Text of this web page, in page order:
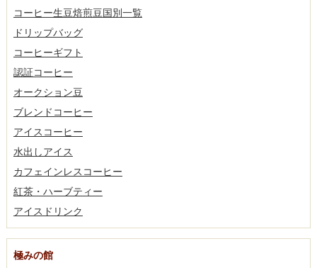
コーヒー生豆焙煎豆国別一覧
ドリップバッグ
コーヒーギフト
認証コーヒー
オークション豆
ブレンドコーヒー
アイスコーヒー
水出しアイス
カフェインレスコーヒー
紅茶・ハーブティー
アイスドリンク
極みの館